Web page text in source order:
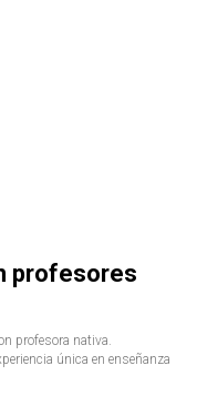
profesores
profesora nativa.
única en enseñanza